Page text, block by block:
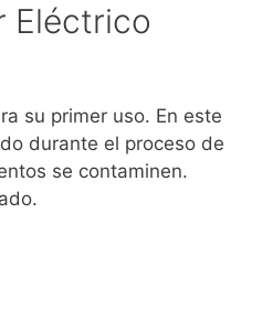
Eléctrico
su primer uso. En este
durante el proceso de
se contaminen.